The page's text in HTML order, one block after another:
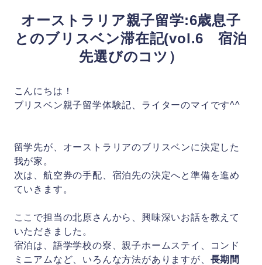
保護者ビザ
最新留学情報
会社概要
お問い合わせ
オーストラリア親子留学:6歳息子
とのブリスベン滞在記(vol.6 宿泊
先選びのコツ）
こんにちは！
ブリスベン親子留学体験記、ライターのマイです^^
留学先が、オーストラリアのブリスベンに決定した
我が家。
次は、航空券の手配、宿泊先の決定へと準備を進め
ていきます。
ここで担当の北原さんから、興味深いお話を教えて
いただきました。
宿泊は、語学学校の寮、親子ホームステイ、コンド
ミニアムなど、いろんな方法がありますが、 長期間